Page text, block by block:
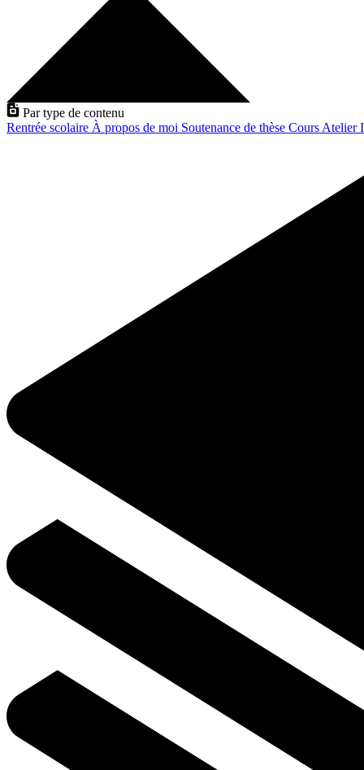
Par type de contenu
Rentrée scolaire À propos de moi Soutenance de thèse Cours Atelier